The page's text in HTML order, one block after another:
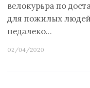
велокурьра по
для пожилых людей
недалеко…
02/04/2020